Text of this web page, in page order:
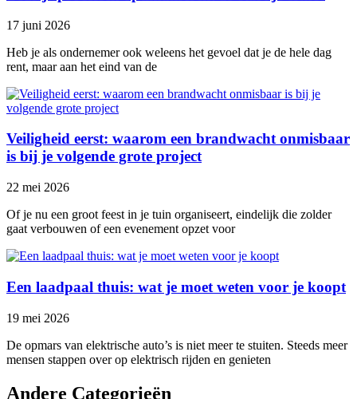
17 juni 2026
Heb je als ondernemer ook weleens het gevoel dat je de hele dag
rent, maar aan het eind van de
Veiligheid eerst: waarom een brandwacht onmisbaar
is bij je volgende grote project
22 mei 2026
Of je nu een groot feest in je tuin organiseert, eindelijk die zolder
gaat verbouwen of een evenement opzet voor
Een laadpaal thuis: wat je moet weten voor je koopt
19 mei 2026
De opmars van elektrische auto’s is niet meer te stuiten. Steeds meer
mensen stappen over op elektrisch rijden en genieten
Andere Categorieën